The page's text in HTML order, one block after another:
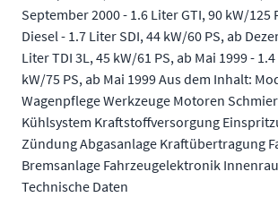
September 2000 - 1.6 Liter GTI, 90 kW/125
Diesel - 1.7 Liter SDI, 44 kW/60 PS, ab
Liter TDI 3L, 45 kW/61 PS, ab Mai 1999 -
kW/75 PS, ab Mai 1999 Aus dem Inhalt:
Wagenpflege Werkzeuge Motoren
Kühlsystem Kraftstoffversorgung
Zündung Abgasanlage Kraftübertragung
Bremsanlage Fahrzeugelektronik
Technische Daten